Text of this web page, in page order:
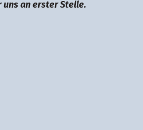
an erster Stelle.